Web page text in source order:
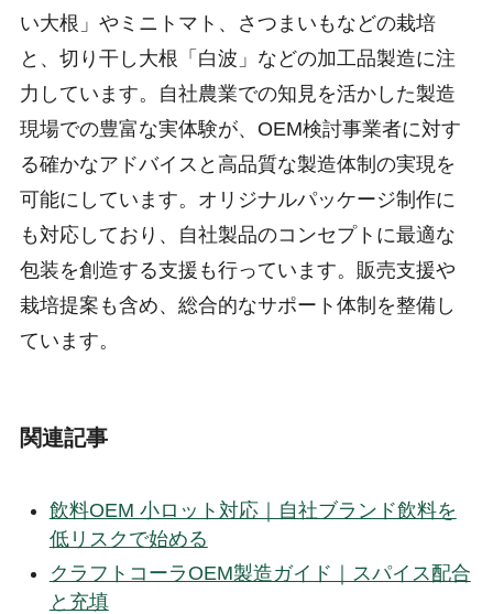
い大根」やミニトマト、さつまいもなどの栽培
と、切り干し大根「白波」などの加工品製造に注
力しています。自社農業での知見を活かした製造
現場での豊富な実体験が、OEM検討事業者に対す
る確かなアドバイスと高品質な製造体制の実現を
可能にしています。オリジナルパッケージ制作に
も対応しており、自社製品のコンセプトに最適な
包装を創造する支援も行っています。販売支援や
栽培提案も含め、総合的なサポート体制を整備し
ています。
関連記事
飲料OEM 小ロット対応｜自社ブランド飲料を
低リスクで始める
クラフトコーラOEM製造ガイド｜スパイス配合
と充填